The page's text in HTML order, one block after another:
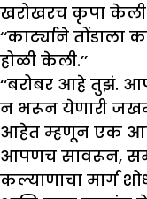
खरोखरच कृपा केली
‘‘कार्ट्याने
होळी केली.’’
‘‘बरोबर आहे तुझं.
न भरून येणारी
आहेत म्हणून एक
आपणच सावरून,
कल्याणाचा मार्ग